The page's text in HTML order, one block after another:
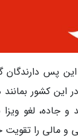
این پس
چین می توانند بدون اخذ ویزا به
جاده، لغو
و مالی را